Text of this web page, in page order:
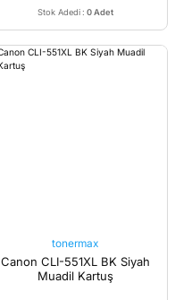
Stok Adedi : 0 Adet
tonermax
Canon CLI-551XL BK Siyah
Muadil Kartuş